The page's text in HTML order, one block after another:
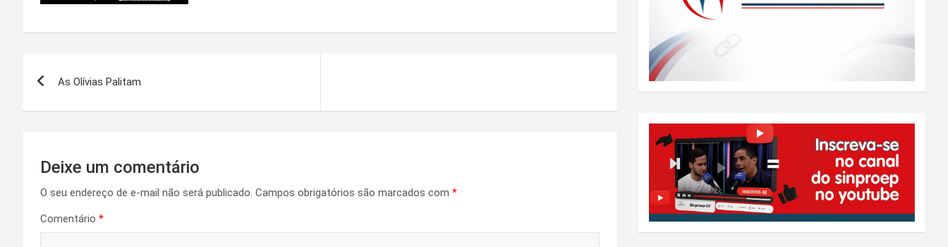
As Olívias Palitam
Deixe um comentário
O seu endereço de e-mail não será publicado. Campos obrigatórios são marcados com *
Comentário *